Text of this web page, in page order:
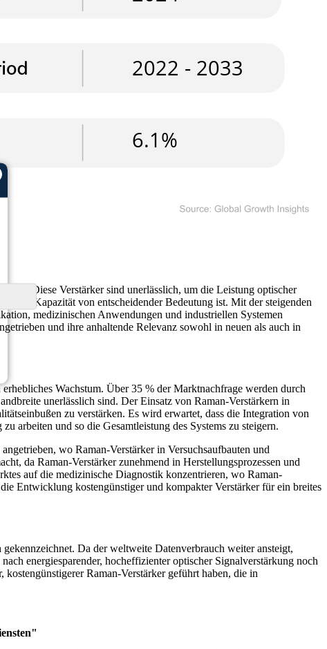
Diese Verstärker sind unerlässlich, um die Leistung optischer
Kapazität von entscheidender Bedeutung ist. Mit der steigenden
medizinischen Anwendungen und industriellen Systemen
und ihre anhaltende Relevanz sowohl in neuen als auch in
Wachstum. Über 35 % der Marktnachfrage werden durch
unerlässlich sind. Der Einsatz von Raman-Verstärkern in
zu verstärken. Es wird erwartet, dass die Integration von
arbeiten und so die Gesamtleistung des Systems zu steigern.
wo Raman-Verstärker in Versuchsaufbauten und
da Raman-Verstärker zunehmend in Herstellungsprozessen und
auf die medizinische Diagnostik konzentrieren, wo Raman-
Entwicklung kostengünstiger und kompakter Verstärker für ein breites
Da der weltweite Datenverbrauch weiter ansteigt,
energiesparender, hocheffizienter optischer Signalverstärkung noch
Raman-Verstärker geführt haben, die in